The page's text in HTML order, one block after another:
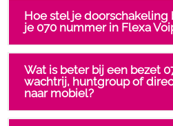
Hoe stel je doorschakeling
je 070 nummer in Flexa
Wat is beter bij een bezet
wachtrij, huntgroup of
naar mobiel?